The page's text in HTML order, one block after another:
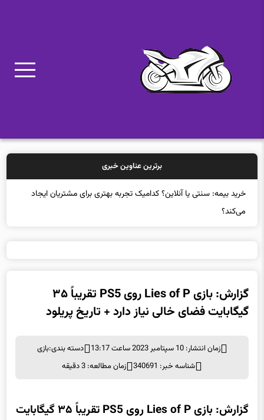
برترین عناوین خبری
خرید بیمه: سنتی یا آنلاین؟ کدامیک تجربه بهتری برای مشتریان ایجاد
می‌کند؟
گزارش: بازی Lies of P روی PS5 تقریباً ۳۵
گیگابایت فضای خالی نیاز دارد + تاریخ پریلود
زمان انتشار: 10 سپتامبر 2023 ساعت 13:17 دسته بندی:بازی
شناسه خبر: 340691
زمان مطالعه: 3 دقیقه
گزارش: بازی Lies of P روی PS5 تقریباً ۳۵ گیگابایت